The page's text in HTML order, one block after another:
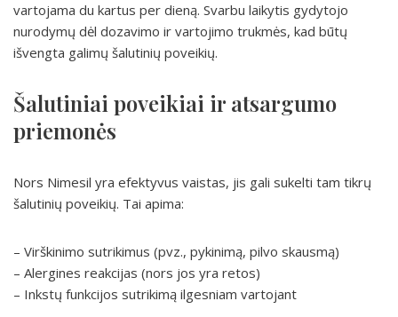
vartojama du kartus per dieną. Svarbu laikytis gydytojo
nurodymų dėl dozavimo ir vartojimo trukmės, kad būtų
išvengta galimų šalutinių poveikių.
Šalutiniai poveikiai ir atsargumo
priemonės
Nors Nimesil yra efektyvus vaistas, jis gali sukelti tam tikrų
šalutinių poveikių. Tai apima:
– Virškinimo sutrikimus (pvz., pykinimą, pilvo skausmą)
– Alergines reakcijas (nors jos yra retos)
– Inkstų funkcijos sutrikimą ilgesniam vartojant